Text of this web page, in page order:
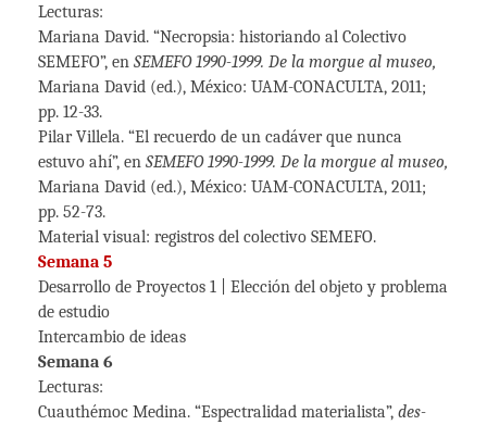
Lecturas:
Mariana David. “Necropsia: historiando al Colectivo
SEMEFO”, en SEMEFO 1990-1999. De la morgue al museo,
Mariana David (ed.), México: UAM-CONACULTA, 2011;
pp. 12-33.
Pilar Villela. “El recuerdo de un cadáver que nunca
estuvo ahí”, en SEMEFO 1990-1999. De la morgue al museo,
Mariana David (ed.), México: UAM-CONACULTA, 2011;
pp. 52-73.
Material visual: registros del colectivo SEMEFO.
Semana 5
Desarrollo de Proyectos 1 | Elección del objeto y problema
de estudio
Intercambio de ideas
Semana 6
Lecturas:
Cuauthémoc Medina. “Espectralidad materialista”, des-